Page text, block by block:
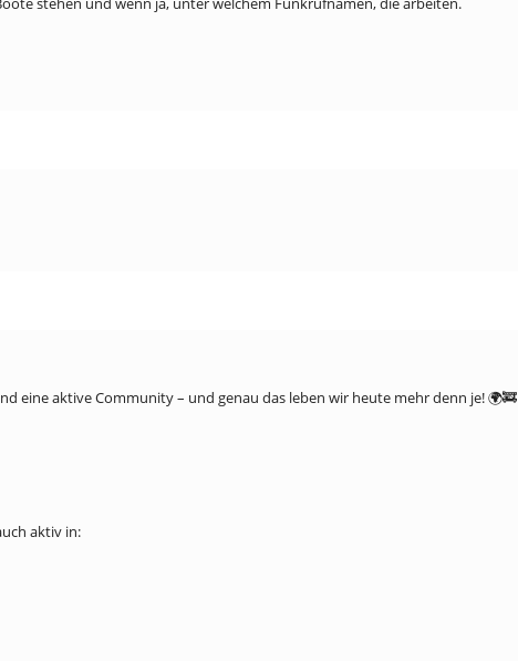
eine aktive Community – und genau das leben wir heute mehr denn je! 🌍🚒
aktiv in: